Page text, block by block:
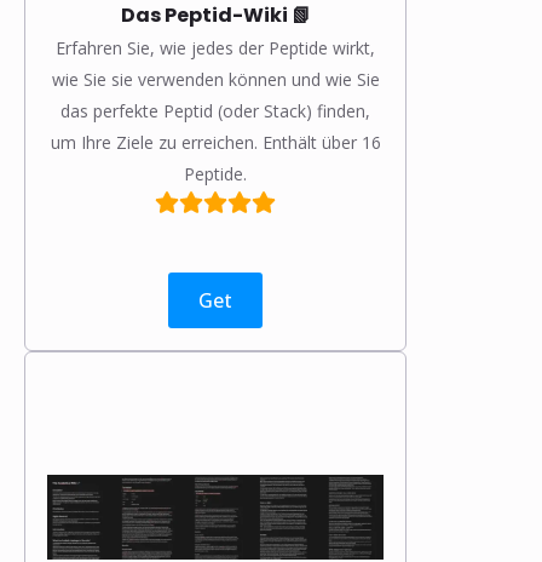
Das Peptid-Wiki 📗
Erfahren Sie, wie jedes der Peptide wirkt,
wie Sie sie verwenden können und wie Sie
das perfekte Peptid (oder Stack) finden,
um Ihre Ziele zu erreichen. Enthält über 16
Peptide.
Get